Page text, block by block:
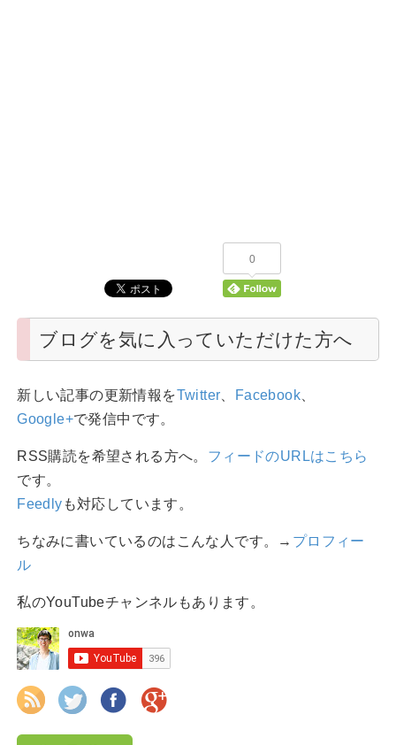
0
ブログを気に入っていただけた方へ
新しい記事の更新情報をTwitter Facebook
Google+で発信中です。
RSS購読を希望される方へ。 フィードのURLはこちら
です。
Feedly も対応しています。
ちなみに書いているのはこんな人です。→ プロフィー
ル
私のYouTubeチャンネルもあります。